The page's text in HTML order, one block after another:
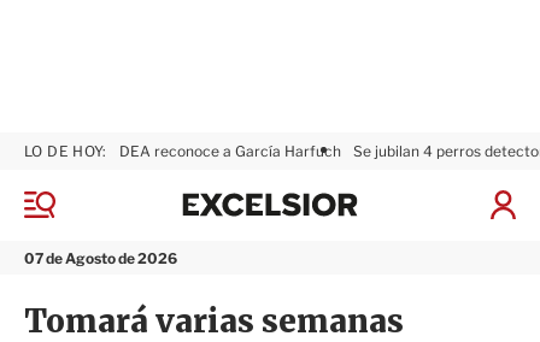
M
n
07 de Agosto de 2026
LO DE HOY: DEA reconoce a García Harfuch Se jubilan 4 perros
I
x
i
Tomará varias semanas